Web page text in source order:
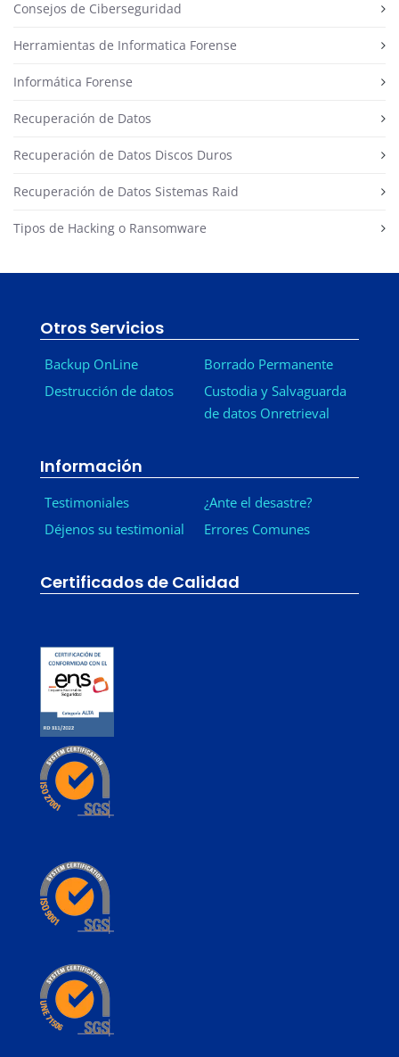
Consejos de Ciberseguridad
Herramientas de Informatica Forense
Informática Forense
Recuperación de Datos
Recuperación de Datos Discos Duros
Recuperación de Datos Sistemas Raid
Tipos de Hacking o Ransomware
Otros Servicios
Backup OnLine
Destrucción de datos
Borrado Permanente
Custodia y Salvaguarda
de datos Onretrieval
Información
Testimoniales
Déjenos su testimonial
¿Ante el desastre?
Errores Comunes
Certificados de Calidad